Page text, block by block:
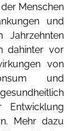
Menschen
und
dahinter vor
von
und
Entwicklung
Mehr dazu